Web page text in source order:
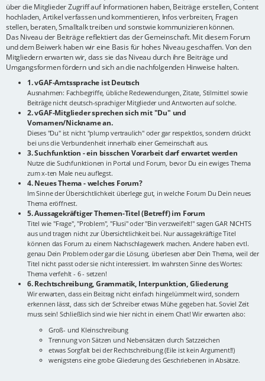
über die Mitglieder Zugriff auf Informationen haben, Beiträge erstellen, Content
hochladen, Artikel verfassen und kommentieren, Infos verbreiten, Fragen
stellen, beraten, Smalltalk treiben und sonstwie kommunizieren können.
Das Niveau der Beiträge reflektiert das der Gemeinschaft. Mit diesem Forum
und dem Beiwerk haben wir eine Basis für hohes Niveau geschaffen. Von den
Mitgliedern erwarten wir, dass sie das Niveau durch ihre Beiträge und
Umgangsformen fördern und sich an die nachfolgenden Hinweise halten.
1. vGAF-Amtssprache ist Deutsch
Ausnahmen: Fachbegriffe, übliche Redewendungen, Zitate, Stilmittel sowie
Beiträge nicht deutsch-sprachiger Mitglieder und Antworten auf solche.
2. vGAF-Mitglieder sprechen sich mit "Du" und
Vornamen/Nickname an.
Dieses "Du" ist nicht "plump vertraulich" oder gar respektlos, sondern drückt
bei uns die Verbundenheit innerhalb einer Gemeinschaft aus.
3. Suchfunktion - ein bisschen Vorarbeit darf erwartet werden
Nutze die Suchfunktionen in Portal und Forum, bevor Du ein ewiges Thema
zum x-ten Male neu auflegst.
4. Neues Thema - welches Forum?
Im Sinne der Übersichtlichkeit überlege gut, in welche Forum Du Dein neues
Thema eröffnest.
5. Aussagekräftiger Themen-Titel (Betreff) im Forum
Titel wie "Frage", "Problem", "Flusi" oder "Bin verzweifelt!" sagen GAR NICHTS
aus und tragen nicht zur Übersichtlichkeit bei. Nur aussagekräftige Titel
können das Forum zu einem Nachschlagewerk machen. Andere haben evtl.
genau Dein Problem oder gar die Lösung, überlesen aber Dein Thema, weil der
Titel nicht passt oder sie nicht interessiert. Im wahrsten Sinne des Wortes:
Thema verfehlt - 6 - setzen!
6. Rechtschreibung, Grammatik, Interpunktion, Gliederung
Wir erwarten, dass ein Beitrag nicht einfach hingelümmelt wird, sondern
erkennen lässt, dass sich der Schreiber etwas Mühe gegeben hat. Soviel Zeit
muss sein! Schließlich sind wie hier nicht in einem Chat! Wir erwarten also:
Groß- und Kleinschreibung
Trennung von Sätzen und Nebensätzen durch Satzzeichen
etwas Sorgfalt bei der Rechtschreibung (Eile ist kein Argument!!)
wenigstens eine grobe Gliederung des Geschriebenen in Absätze.